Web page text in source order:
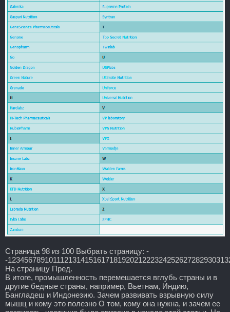
Страница 98 из 100 Выбрать страницу: -
-
На страницу Пред.
В итоге, промышленность перемешается вглубь страны и в
другие бедные страны, например, Вьетнам, Индию,
Бангладеш и Индонезию. Зачем развивать взрывную силу
мышц и кому это полезно О том, кому она нужна, и зачем ее